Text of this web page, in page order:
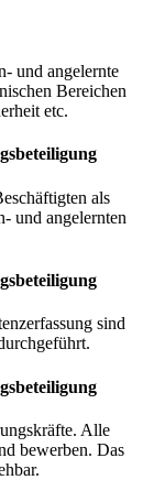
und angelernte
Bereichen
etc.
als
und angelernten
sind
Alle
bewerben. Das